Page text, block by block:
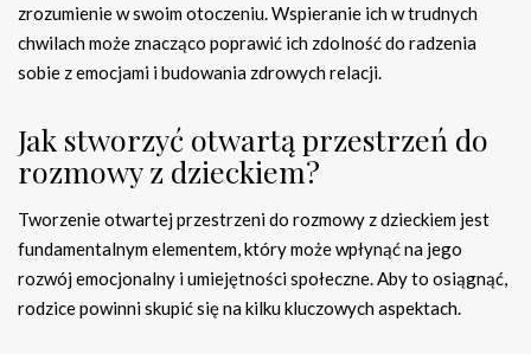
zrozumienie w swoim otoczeniu. Wspieranie ich w trudnych
chwilach może znacząco poprawić ich zdolność do radzenia
sobie z emocjami i budowania zdrowych relacji.
Jak stworzyć otwartą przestrzeń do
rozmowy z dzieckiem?
Tworzenie otwartej przestrzeni do rozmowy z dzieckiem jest
fundamentalnym elementem, który może wpłynąć na jego
rozwój emocjonalny i umiejętności społeczne. Aby to osiągnąć,
rodzice powinni skupić się na kilku kluczowych aspektach.